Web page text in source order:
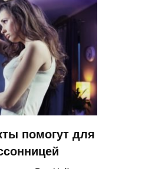
помогут для